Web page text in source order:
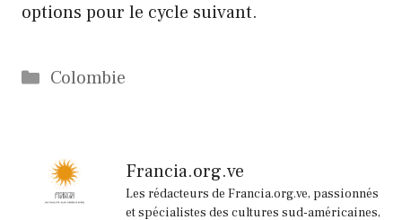
options pour le cycle suivant.
Catégories
Colombie
Francia.org.ve
Les rédacteurs de Francia.org.ve, passionnés
et spécialistes des cultures sud-américaines,